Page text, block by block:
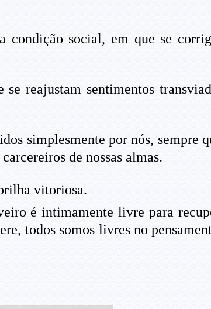
social, em que se
reajustam sentimentos
simplesmente por nós, sempre
de nossas almas.
vitoriosa.
é intimamente livre para
todos somos livres no